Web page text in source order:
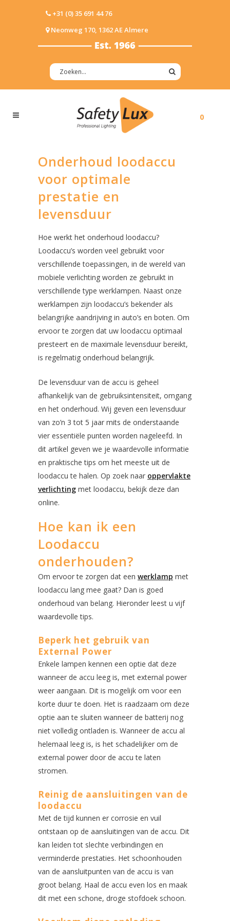
+31 (0) 35 691 44 76
Neonweg 170, 1362 AE Almere
0
Onderhoud loodaccu
voor optimale
prestatie en
levensduur
Hoe werkt het onderhoud loodaccu?
Loodaccu’s worden veel gebruikt voor
verschillende toepassingen, in de wereld van
mobiele verlichting worden ze gebruikt in
verschillende type werklampen. Naast onze
werklampen zijn loodaccu’s bekender als
belangrijke aandrijving in auto’s en boten. Om
ervoor te zorgen dat uw loodaccu optimaal
presteert en de maximale levensduur bereikt,
is regelmatig onderhoud belangrijk.
De levensduur van de accu is geheel
afhankelijk van de gebruiksintensiteit, omgang
en het onderhoud. Wij geven een levensduur
van zo’n 3 tot 5 jaar mits de onderstaande
vier essentiële punten worden nageleefd. In
dit artikel geven we je waardevolle informatie
en praktische tips om het meeste uit de
loodaccu te halen. Op zoek naar oppervlakte
verlichting met loodaccu, bekijk deze dan
online.
Hoe kan ik een
Loodaccu
onderhouden?
Om ervoor te zorgen dat een werklamp met
loodaccu lang mee gaat? Dan is goed
onderhoud van belang. Hieronder leest u vijf
waardevolle tips.
Beperk het gebruik van
External Power
Enkele lampen kennen een optie dat deze
wanneer de accu leeg is, met external power
weer aangaan. Dit is mogelijk om voor een
korte duur te doen. Het is raadzaam om deze
optie aan te sluiten wanneer de batterij nog
niet volledig ontladen is. Wanneer de accu al
helemaal leeg is, is het schadelijker om de
external power door de accu te laten
stromen.
Reinig de aansluitingen van de
loodaccu
Met de tijd kunnen er corrosie en vuil
ontstaan op de aansluitingen van de accu. Dit
kan leiden tot slechte verbindingen en
verminderde prestaties. Het schoonhouden
van de aansluitpunten van de accu is van
groot belang. Haal de accu even los en maak
dit met een schone, droge stofdoek schoon.